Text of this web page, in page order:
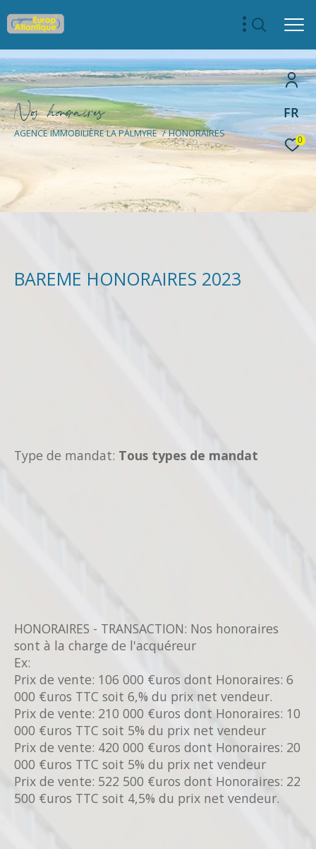
FR
0
No hooaie
AGENCE IMMOBILIÈRE LA PALMYRE HONORAIRES
BAREME HONORAIRES 2023
Type de mandat: Tous types de mandat
HONORAIRES - TRANSACTION: Nos honoraires
sont à la charge de l'acquéreur
Ex:
Prix de vente: 106 000 €uros dont Honoraires: 6
000 €uros TTC soit 6,% du prix net vendeur.
Prix de vente: 210 000 €uros dont Honoraires: 10
000 €uros TTC soit 5% du prix net vendeur
Prix de vente: 420 000 €uros dont Honoraires: 20
000 €uros TTC soit 5% du prix net vendeur
Prix de vente: 522 500 €uros dont Honoraires: 22
500 €uros TTC soit 4,5% du prix net vendeur.